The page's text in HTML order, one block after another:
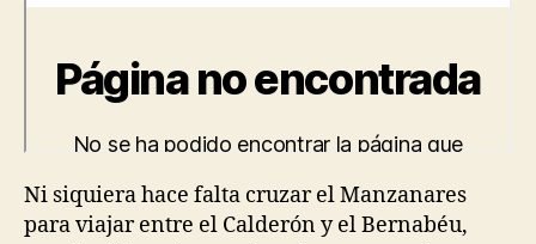
Ni siquiera hace falta cruzar el Manzanares
para viajar entre el Calderón y el Bernabéu,